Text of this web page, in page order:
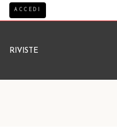
ACCEDI
RIVISTE